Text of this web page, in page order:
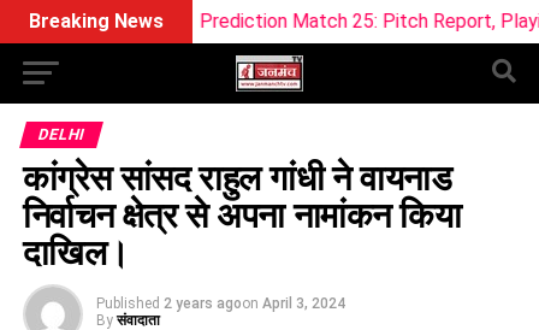
Breaking News
Prediction Match 25: Pitch Report, Playing 11 &
DELHI
कांग्रेस सांसद राहुल गांधी ने वायनाड
निर्वाचन क्षेत्र से अपना नामांकन किया
दाखिल।
Published 2 years agoon April 3, 2024
By संवादाता